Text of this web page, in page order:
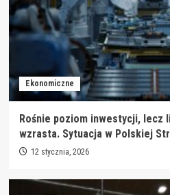
Ekonomiczne
Rośnie poziom inwestycji, lecz
wzrasta. Sytuacja w Polskiej
12 stycznia, 2026